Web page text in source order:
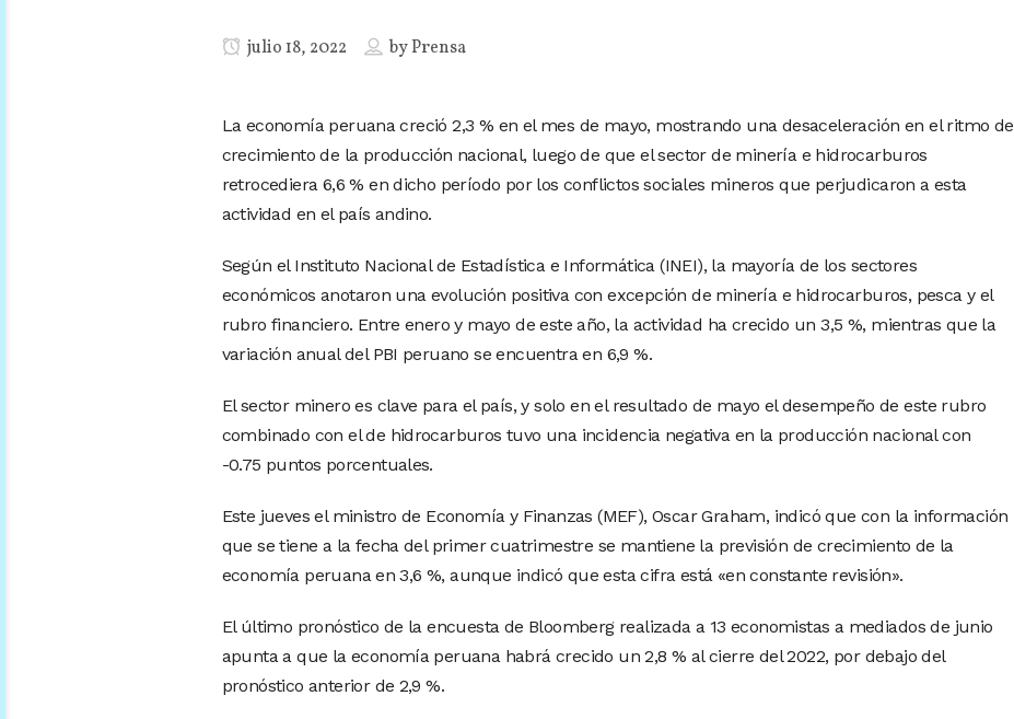
julio 18, 2022 byPrensa
La economía peruana creció 2,3 % en el mes de mayo, mostrando una desaceleración en el ritmo de
crecimiento de la producción nacional, luego de que el sector de minería e hidrocarburos
retrocediera 6,6 % en dicho período por los conflictos sociales mineros que perjudicaron a esta
actividad en el país andino.
Según el Instituto Nacional de Estadística e Informática (INEI), la mayoría de los sectores
económicos anotaron una evolución positiva con excepción de minería e hidrocarburos, pesca y el
rubro financiero. Entre enero y mayo de este año, la actividad ha crecido un 3,5 %, mientras que la
variación anual del PBI peruano se encuentra en 6,9 %.
El sector minero es clave para el país, y solo en el resultado de mayo el desempeño de este rubro
combinado con el de hidrocarburos tuvo una incidencia negativa en la producción nacional con
-0.75 puntos porcentuales.
Este jueves el ministro de Economía y Finanzas (MEF), Oscar Graham, indicó que con la información
que se tiene a la fecha del primer cuatrimestre se mantiene la previsión de crecimiento de la
economía peruana en 3,6 %, aunque indicó que esta cifra está «en constante revisión».
El último pronóstico de la encuesta de Bloomberg realizada a 13 economistas a mediados de junio
apunta a que la economía peruana habrá crecido un 2,8 % al cierre del 2022, por debajo del
pronóstico anterior de 2,9 %.